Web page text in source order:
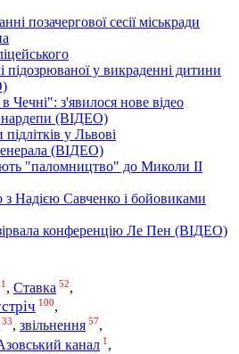
позачергової сесії міськради
підозрюваної у викраденні дитини
Чечні": з'явилося нове відео
нардепи (ВІДЕО)
у Львові
(ВІДЕО)
"паломництво" до Миколи ІІ
з Надією Савченко і бойовиками
конференцію Ле Пен (ВІДЕО)
1 , Ставка 52,
100,
33, звільнення 57,
канал 1 ,